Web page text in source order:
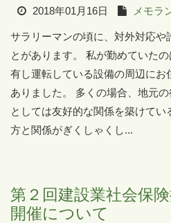
2018年01月16日 メモラ
サラリーマンの頃に、対外対応や
とがあります。 私が勤めていた
有し運転している設備の周辺にお
ありました。 多くの場合、地元
としては友好的な関係を築けて
方と関係がぎくしゃくし...
第２回建設業社会保
開催について